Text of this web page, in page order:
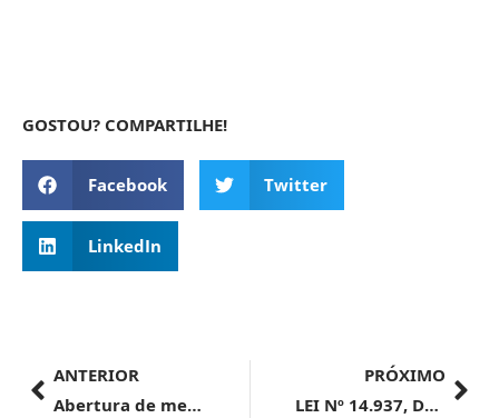
GOSTOU? COMPARTILHE!
Facebook Twitter
LinkedIn
ANTERIOR
Abertura de mercado na Costa Rica para exportação de equinos vivos
PRÓXIMO
LEI Nº 14.937, DE 26 DE JULHO DE 2024